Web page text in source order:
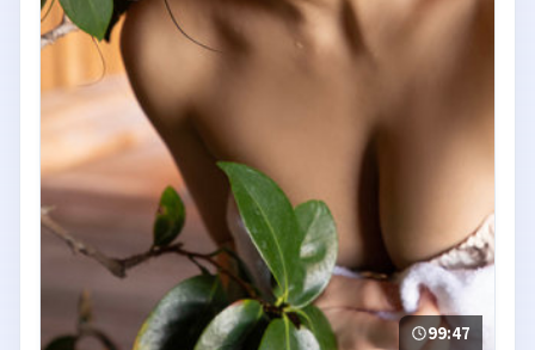
99:47